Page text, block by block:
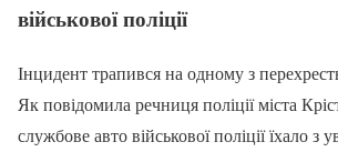
військової поліції
Інцидент трапився на одному з
Як повідомила речниця поліції міста
службове авто військової поліції їхало з